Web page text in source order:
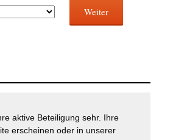
Weiter
aktive Beteiligung sehr. Ihre
erscheinen oder in unserer